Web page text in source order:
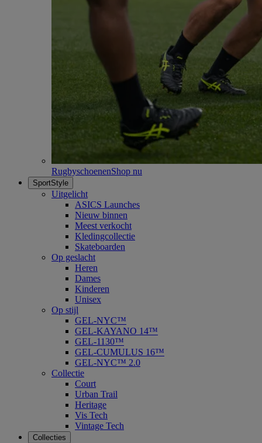
RugbyschoenenShop nu
SportStyle
Uitgelicht
ASICS Launches
Nieuw binnen
Meest verkocht
Kledingcollectie
Skateboarden
Op geslacht
Heren
Dames
Kinderen
Unisex
Op stijl
GEL-NYC™
GEL-KAYANO 14™
GEL-1130™
GEL-CUMULUS 16™
GEL-NYC™ 2.0
Collectie
Court
Urban Trail
Heritage
Vis Tech
Vintage Tech
Collecties